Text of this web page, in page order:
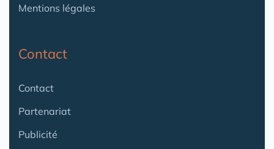
Mentions légales
Contact
Contact
Partenariat
Publicité